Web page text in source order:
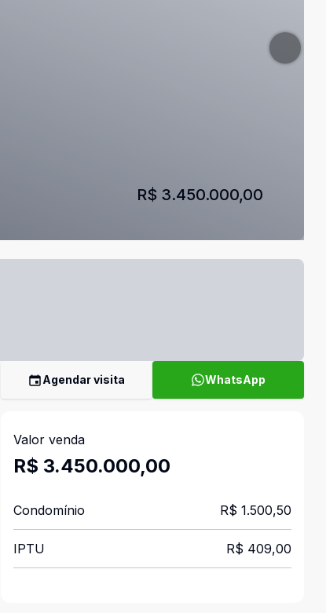
R$ 3.450.000,00
Agendar visita WhatsApp
Valor venda
R$ 3.450.000,00
Condomínio R$ 1.500,50
IPTU R$ 409,00